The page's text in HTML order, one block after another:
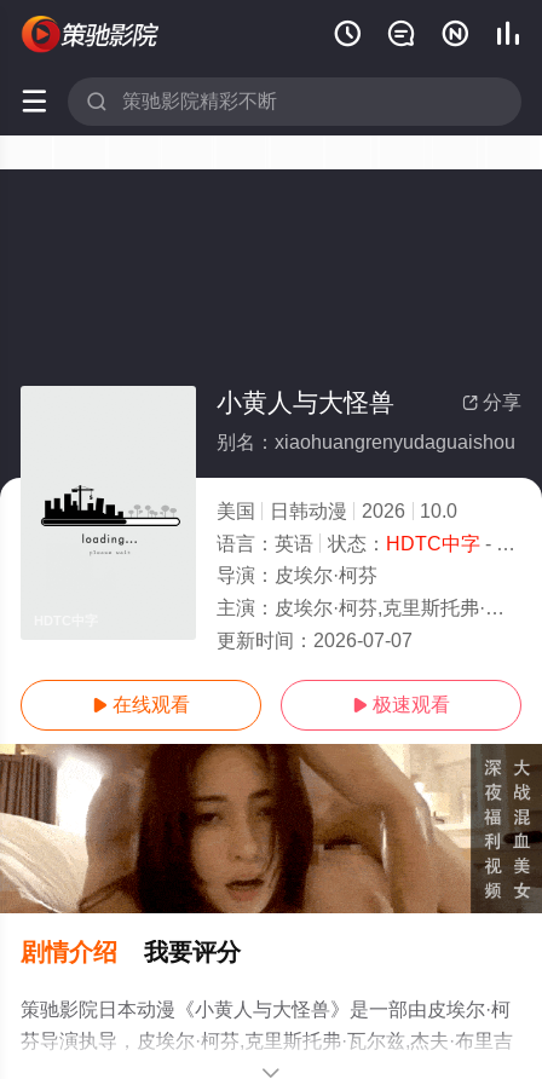
   
 
 分享
小黄人与大怪兽
别名：xiaohuangrenyudaguaishou
美国 日韩动漫 2026
10.0
语言： 英语 状态： HDTC中字- 免费在线观看
导演： 皮埃尔·柯芬
主演： 皮埃尔·柯芬,克里斯托弗·瓦尔兹,杰夫·布里吉斯,艾莉森·珍妮,杰西·艾森伯格,佐伊·达奇,鲍比·莫尼汉,菲尔·拉马,乔治·卢卡斯,特雷·
更新时间： 2026-07-07
 在线观看  极速观看
剧情介绍 我要评分
策驰影院日本动漫《小黄人与大怪兽》是一部由皮埃尔·柯
芬导演执导，皮埃尔·柯芬,克里斯托弗·瓦尔兹,杰夫·布里吉
斯,艾莉森·珍妮,杰西·艾森伯格,佐伊·达奇,鲍比·莫尼汉,菲尔·
